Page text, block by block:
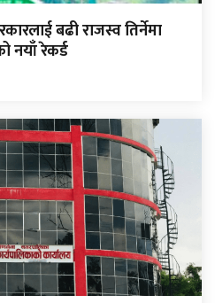
बढी राजस्व तिर्नेमा
नयाँ रेकर्ड